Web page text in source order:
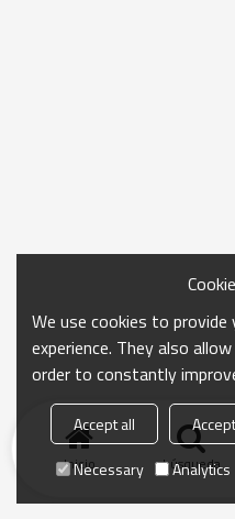
Inicio búsqueda
We use cookies to
experience. They also
order to constantly
Accept all
Necessary
Analytics